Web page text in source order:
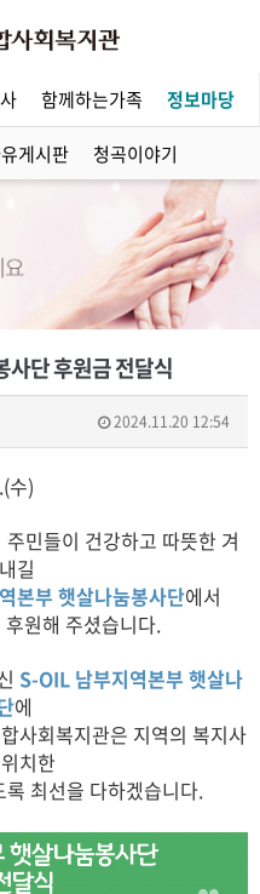
함께하는가족 정보마당
게시판 청곡이야기
단 후원금 전달식
2024.11.20 12:54
수)
민들이 건강하고 따뜻한 겨
길
본부 햇살나눔봉사단에서
후원해 주셨습니다.
S-OIL 남부지역본부 햇살나
에
사회복지관은 지역의 복지사
치한
최선을 다하겠습니다.